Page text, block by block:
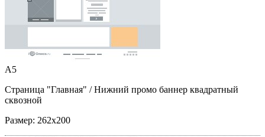
A5
Страница "Главная" / Нижний промо баннер квадратный
сквозной
Размер: 262x200